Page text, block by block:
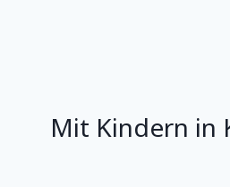
Mit Kindern in